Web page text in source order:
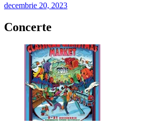
decembrie 20, 2023
Concerte